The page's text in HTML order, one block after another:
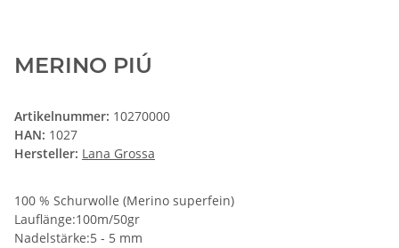
MERINO PIÚ
Artikelnummer: 10270000
HAN: 1027
Hersteller: Lana Grossa
100 % Schurwolle (Merino superfein)
Lauflänge:100m/50gr
Nadelstärke:5 - 5 mm